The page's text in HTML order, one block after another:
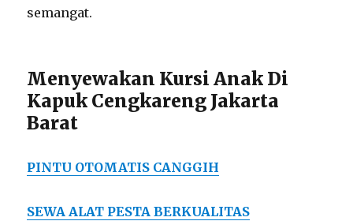
semangat.
Menyewakan Kursi Anak Di
Kapuk Cengkareng Jakarta
Barat
PINTU OTOMATIS CANGGIH
SEWA ALAT PESTA BERKUALITAS